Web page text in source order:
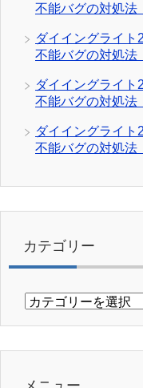
不能バグの対処法
ダイイングライト
不能バグの対処法
ダイイングライト
不能バグの対処法
ダイイングライト
不能バグの対処法
カテゴリー
カ
リ